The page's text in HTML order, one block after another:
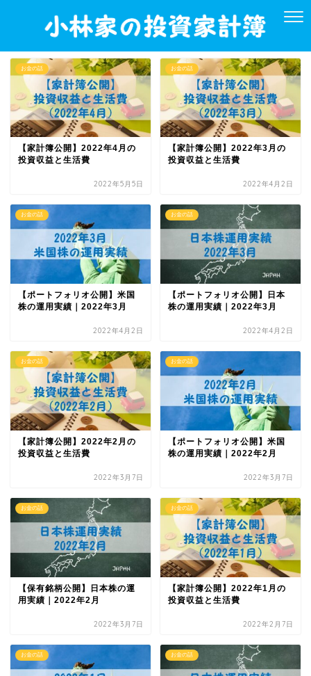
お金の話
【家計簿公開】2022年4月の
投資収益と生活費
2022年5月5日
お金の話
【家計簿公開】2022年3月の
投資収益と生活費
2022年4月2日
お金の話
【ポートフォリオ公開】米国
株の運用実績｜2022年3月
2022年4月2日
お金の話
【ポートフォリオ公開】日本
株の運用実績｜2022年3月
2022年4月2日
お金の話
【家計簿公開】2022年2月の
投資収益と生活費
2022年3月7日
お金の話
【ポートフォリオ公開】米国
株の運用実績｜2022年2月
2022年3月7日
お金の話
【保有銘柄公開】日本株の運
用実績｜2022年2月
2022年3月7日
お金の話
【家計簿公開】2022年1月の
投資収益と生活費
2022年2月7日
お金の話 お金の話